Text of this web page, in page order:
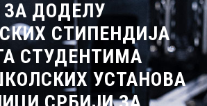
ДОДЕЛУ
СТИПЕНДИЈА
СТУДЕНТИМА
УСТАНОВА